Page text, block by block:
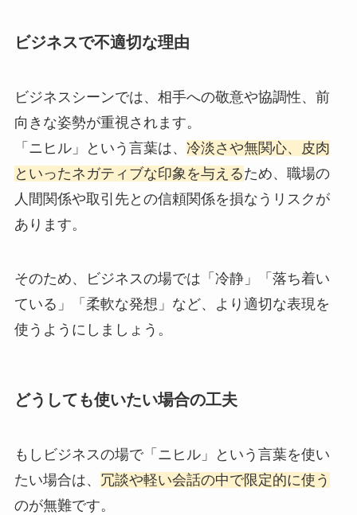
ビジネスで不適切な理由
ビジネスシーンでは、相手への敬意や協調性、前
向きな姿勢が重視されます。
「ニヒル」という言葉は、 冷淡さや無関心、皮肉
といったネガティブな印象を与えるため、職場の
人間関係や取引先との信頼関係を損なうリスクが
あります。
そのため、ビジネスの場では「冷静」「落ち着い
ている」「柔軟な発想」など、より適切な表現を
使うようにしましょう。
どうしても使いたい場合の工夫
もしビジネスの場で「ニヒル」という言葉を使い
たい場合は、 冗談や軽い会話の中で限定的に使う
のが無難です。